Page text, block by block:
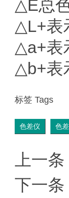
△E总
△L+表
△a+表
△b+表
标签 Tags
色差仪 色
上一条
下一条